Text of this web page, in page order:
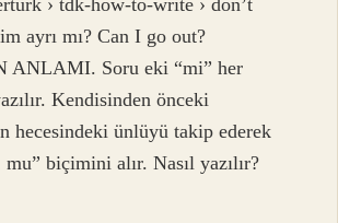
› tdk-how-to-write › don’t
ayrı mı? Can I go out?
ANLAMI. Soru eki “mi” her
Kendisinden önceki
hecesindeki ünlüyü takip ederek
biçimini alır. Nasıl yazılır?